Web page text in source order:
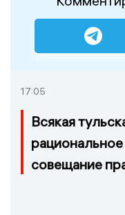
17:05
Всякая
совещание